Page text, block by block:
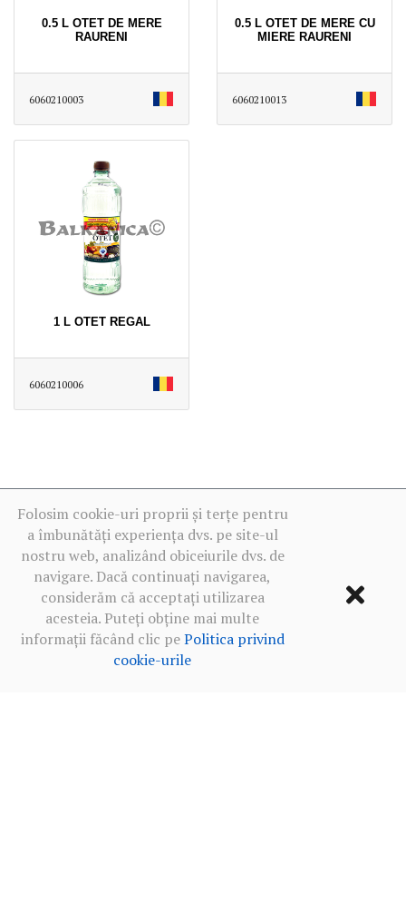
0.5 L OTET DE MERE
RAURENI
6060210003
0.5 L OTET DE MERE CU
MIERE RAURENI
6060210013
1 L OTET REGAL
6060210006
Folosim cookie-uri proprii și terțe pentru
a îmbunătăți experiența dvs. pe site-ul
nostru web, analizând obiceiurile dvs. de
navigare. Dacă continuați navigarea,
considerăm că acceptați utilizarea
acesteia. Puteți obține mai multe
informații făcând clic pePolitica privind
cookie-urile